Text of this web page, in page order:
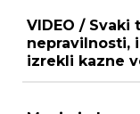
VIDEO /
nepravilnosti,
izrekli kazne